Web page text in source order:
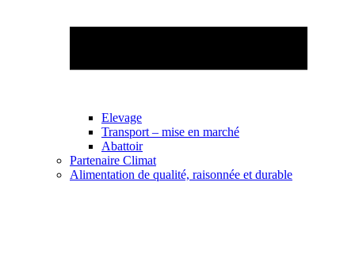
Elevage
Transport – mise en marché
Abattoir
Partenaire Climat
Alimentation de qualité, raisonnée et durable